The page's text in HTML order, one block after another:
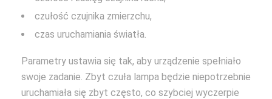
czułość czujnika zmierzchu,
czas uruchamiania światła.
Parametry ustawia się tak, aby urządzenie spełniało
swoje zadanie. Zbyt czuła lampa będzie niepotrzebnie
uruchamiała się zbyt często, co szybciej wyczerpie